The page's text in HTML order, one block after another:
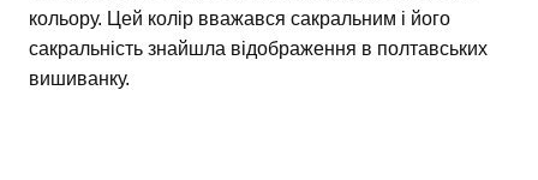
кольору. Цей колір вважався сакральним і його
сакральність знайшла відображення в полтавських
вишиванку.